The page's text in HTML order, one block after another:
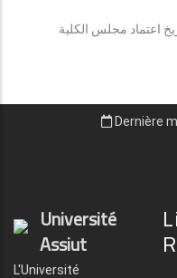
اعتماد مجلس الكلية
Dernière
Université
Assiut
L'Université